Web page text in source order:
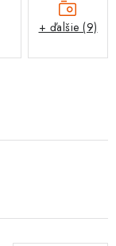
+ ďalšie (9)